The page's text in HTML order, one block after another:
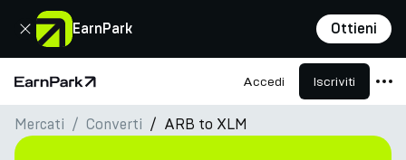
EarnPark Ottieni
Chiudi
Pagina principale Accedi Iscriviti
Prodotti
Mercati Converti ARB to XLM